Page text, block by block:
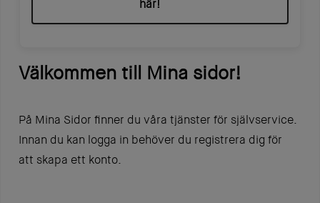
här!
Välkommen till Mina sidor!
På Mina Sidor finner du våra tjänster för självservice.
Innan du kan logga in behöver du registrera dig för
att skapa ett konto.